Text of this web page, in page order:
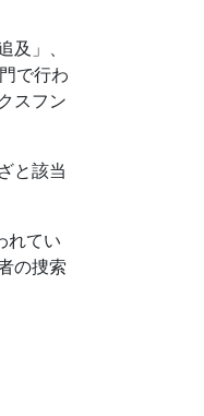
及」、
で行わ
スフン
と該当
れてい
の捜索